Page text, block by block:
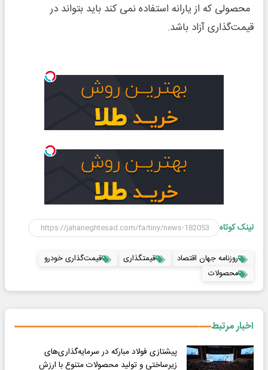
محصولی که از یارانه استفاده نمی کند باید بتواند در
قیمت‌گذاری آزاد باشد.
لینک کوتاه
روزنامه جهان اقتصاد قیمتگذاری
قیمت‌گذاری خودرو
محصولات
اخبار مرتبط
پیشتازی فولاد مبارکه در سرمایه‌گذاری‌های
زیرساختی و تولید محصولات متنوع با ارزش